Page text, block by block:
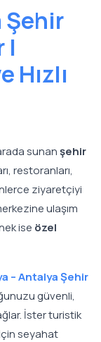
Şehir
|
Hızlı
sunanşehir
restoranları,
ziyaretçiyi
ulaşım
ise özel
– Antalya Şehir
güvenli,
İster turistik
seyahat